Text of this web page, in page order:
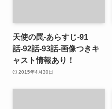
天使の罠-あらすじ-91
話-92話-93話-画像つきキ
ャスト情報あり！
2015年4月30日